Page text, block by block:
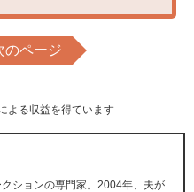
のページ
よる収益を得ています
ションの専門家。2004年、夫が